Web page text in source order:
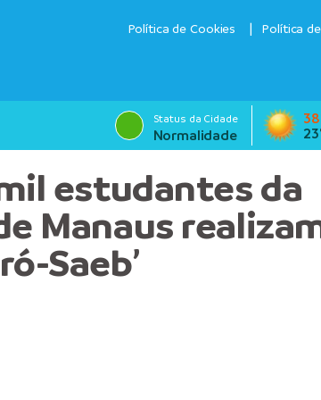
Política de Cookies Política
Status da Cidade
Normalidade
estudantes da
Manaus
Saeb’